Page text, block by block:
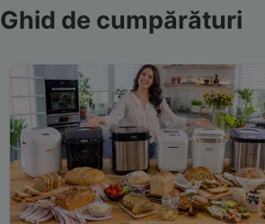
Ghid de cumpărături